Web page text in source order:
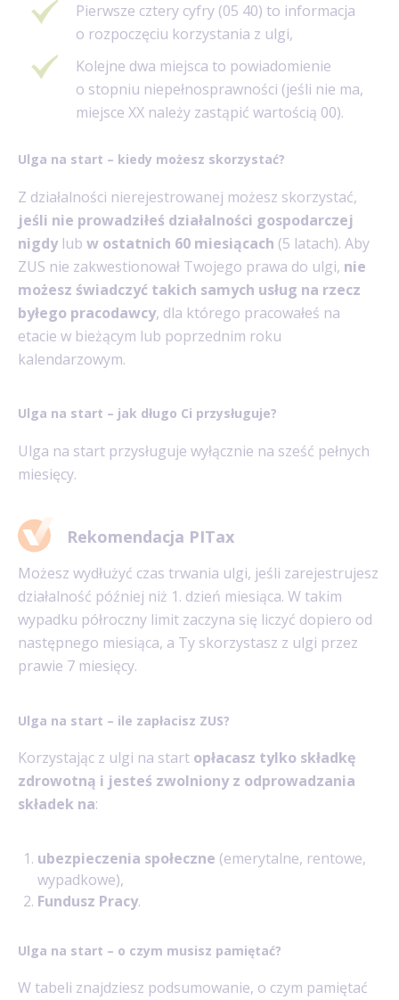
Pierwsze cztery cyfry (05 40) to informacja
o rozpoczęciu korzystania z ulgi,
Kolejne dwa miejsca to powiadomienie
o stopniu niepełnosprawności (jeśli nie ma,
miejsce XX należy zastąpić wartością 00).
Ulga na start – kiedy możesz skorzystać?
Z działalności nierejestrowanej możesz skorzystać,
jeśli nie prowadziłeś działalności gospodarczej
nigdy lub w ostatnich 60 miesiącach (5 latach). Aby
ZUS nie zakwestionował Twojego prawa do ulgi, nie
możesz świadczyć takich samych usług na rzecz
byłego pracodawcy, dla którego pracowałeś na
etacie w bieżącym lub poprzednim roku
kalendarzowym.
Ulga na start – jak długo Ci przysługuje?
Ulga na start przysługuje wyłącznie na sześć pełnych
miesięcy.
Rekomendacja PITax
Możesz wydłużyć czas trwania ulgi, jeśli zarejestrujesz
działalność później niż 1. dzień miesiąca. W takim
wypadku półroczny limit zaczyna się liczyć dopiero od
następnego miesiąca, a Ty skorzystasz z ulgi przez
prawie 7 miesięcy.
Ulga na start – ile zapłacisz ZUS?
Korzystając z ulgi na start opłacasz tylko składkę
zdrowotną i jesteś zwolniony z odprowadzania
składek na:
ubezpieczenia społeczne (emerytalne, rentowe,
wypadkowe),
Fundusz Pracy.
Ulga na start – o czym musisz pamiętać?
W tabeli znajdziesz podsumowanie, o czym pamiętać